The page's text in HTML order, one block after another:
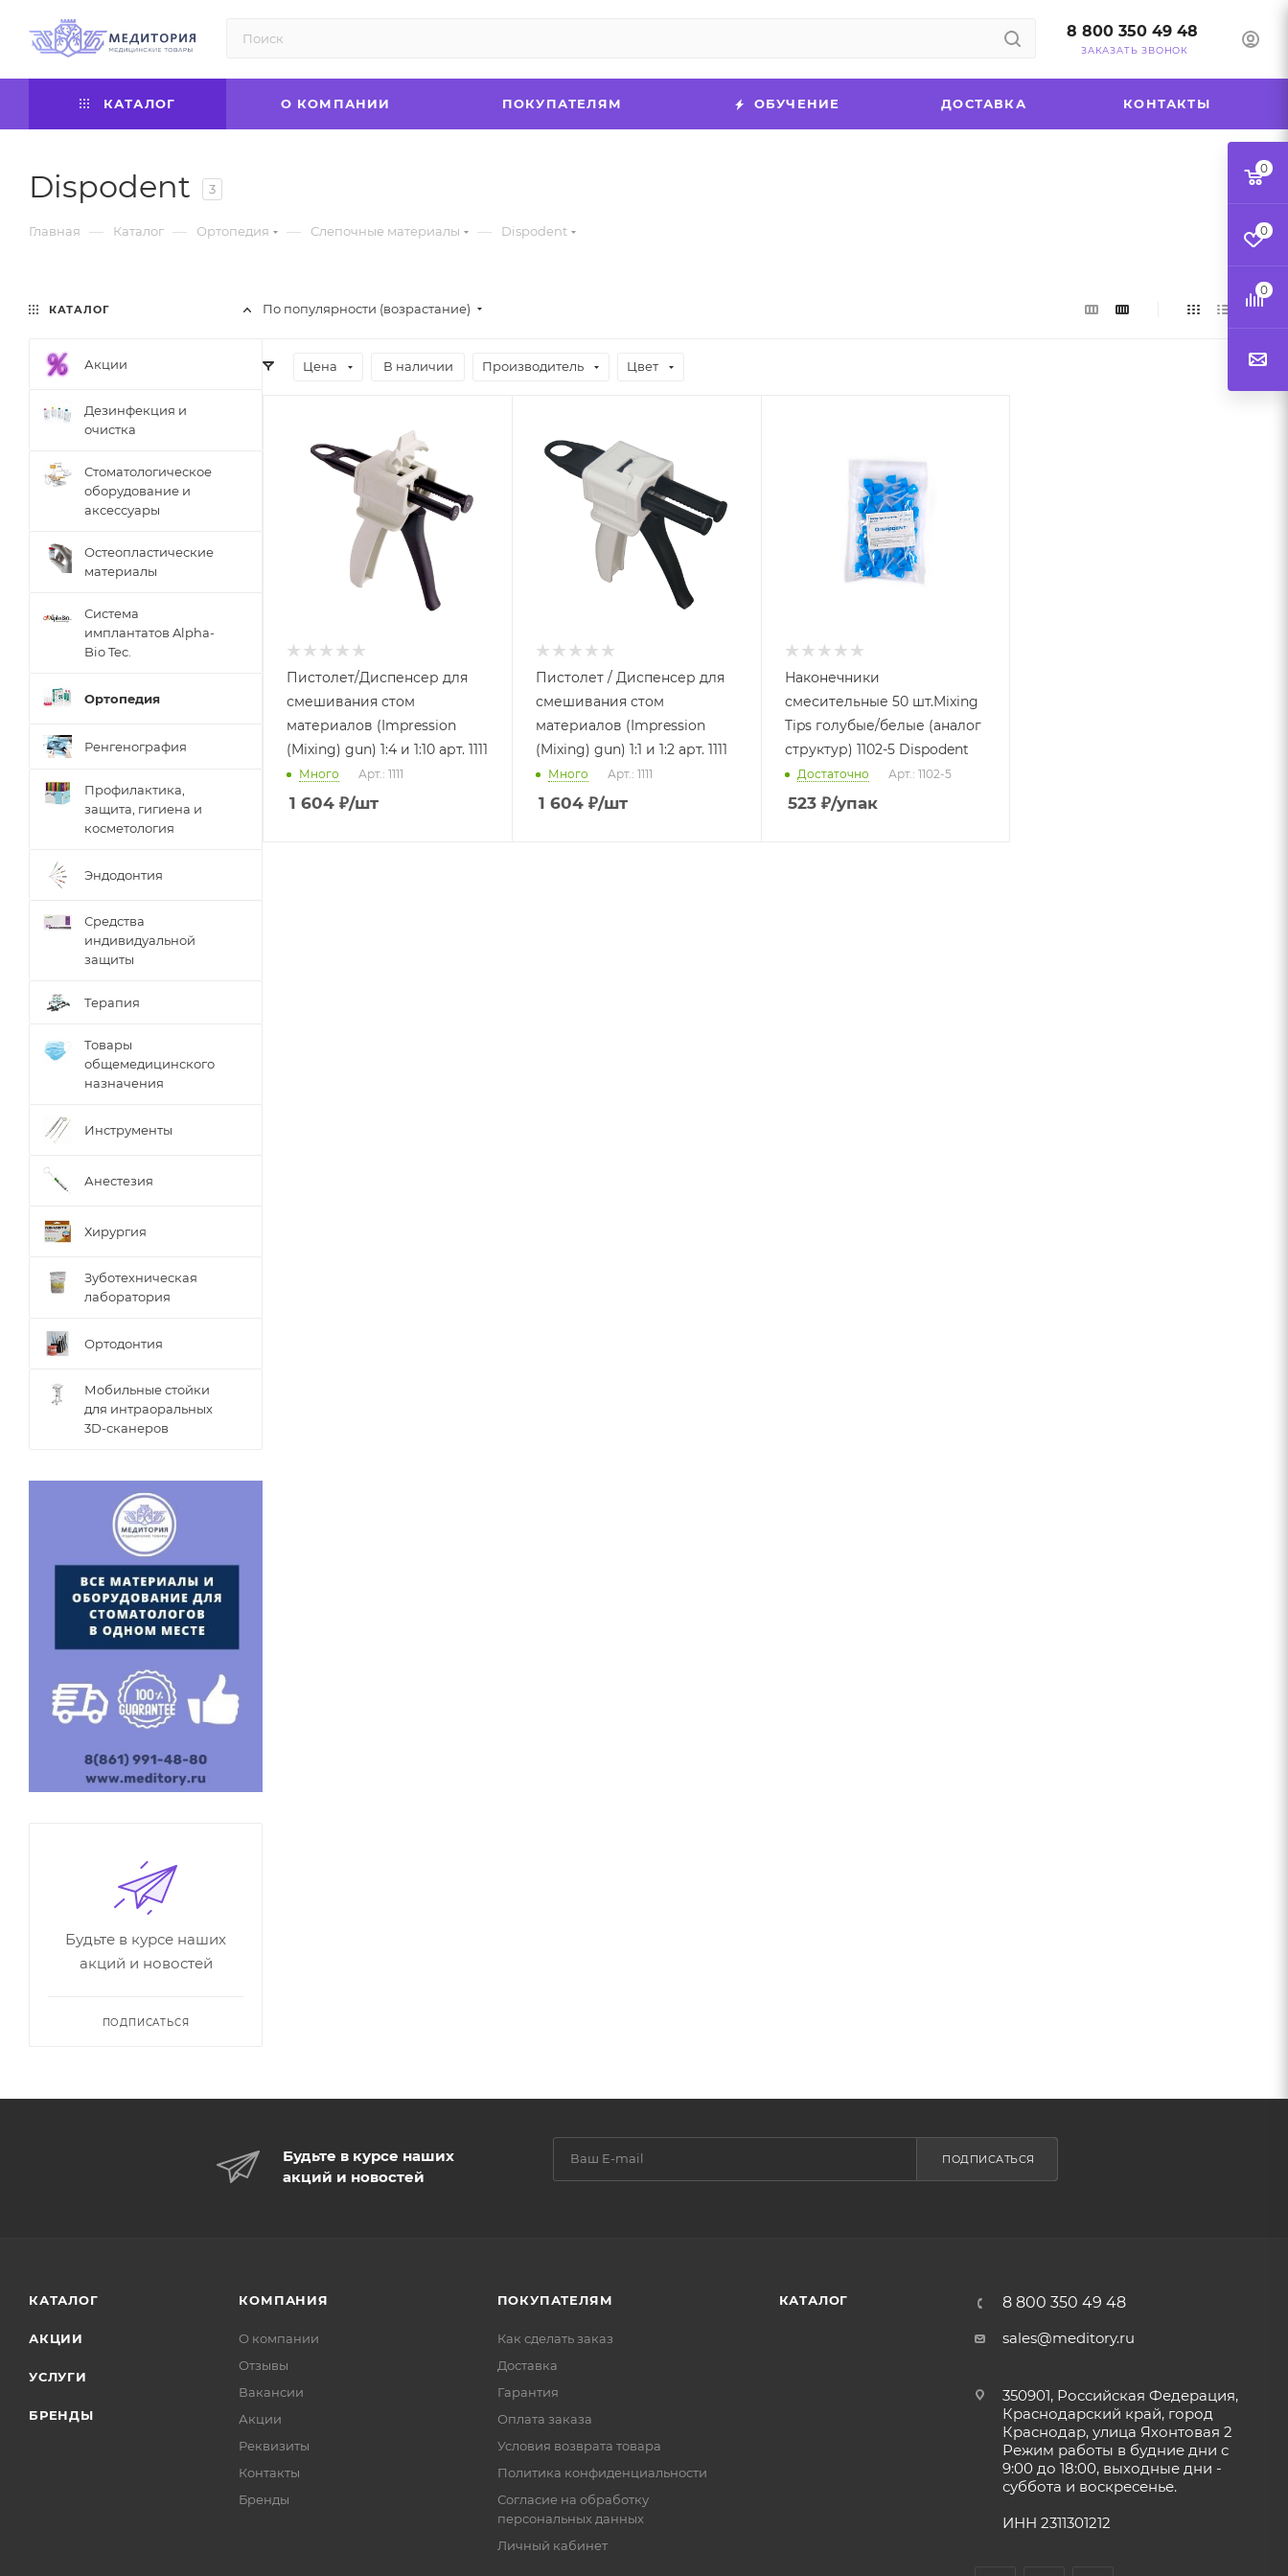
8 800 350 49 48
ЗАКАЗАТЬ ЗВОНОК
КАТАЛОГ О КОМПАНИИ ПОКУПАТЕЛЯМ ОБУЧЕНИЕ ДОСТАВКА КОНТАКТЫ
Dispodent 3
Главная — Каталог — Ортопедия — Слепочные материалы — Dispodent
По популярности (возрастание)
Цена В наличии Производитель Цвет
Пистолет/Диспенсер для
смешивания стом
материалов (Impression
(Mixing) gun) 1:4 и 1:10 арт. 1111
Много Арт.: 1111
1 604 ₽/шт
Пистолет / Диспенсер для
смешивания стом
материалов (Impression
(Mixing) gun) 1:1 и 1:2 арт. 1111
Много Арт.: 1111
1 604₽/шт
Наконечники
смесительные 50 шт.Mixing
Tips голубые/белые (аналог
структур) 1102-5 Dispodent
Достаточно Арт.: 1102-5
523₽/упак
КАТАЛОГ
Акции
Дезинфекция и
очистка
Стоматологическое
оборудование и
аксессуары
Остеопластические
материалы
Система
имплантатов Alpha-
Bio Tec.
Ортопедия
Ренгенография
Профилактика,
защита, гигиена и
косметология
Эндодонтия
Средства
индивидуальной
защиты
Терапия
Товары
общемедицинского
назначения
Инструменты
Анестезия
Хирургия
Зуботехническая
лаборатория
Ортодонтия
Мобильные стойки
для интраоральных
3D-сканеров
Будьте в курсе наших
акций и новостей
ПОДПИСАТЬСЯ
Будьте в курсе наших
акций и новостей
ПОДПИСАТЬСЯ
КАТАЛОГ
АКЦИИ
УСЛУГИ
БРЕНДЫ
КОМПАНИЯ
О компании
Отзывы
Вакансии
Акции
Реквизиты
Контакты
Бренды
ПОКУПАТЕЛЯМ
Как сделать заказ
Доставка
Гарантия
Оплата заказа
Условия возврата товара
Политика конфиденциальности
Согласие на обработку
персональных данных
Личный кабинет
КАТАЛОГ
8 800 350 49 48
sales@meditory.ru
350901, Российская Федерация,
Краснодарский край, город
Краснодар, улица Яхонтовая 2
Режим работы в будние дни с
9:00 до 18:00, выходные дни -
суббота и воскресенье.
ИНН 2311301212
0
0
0